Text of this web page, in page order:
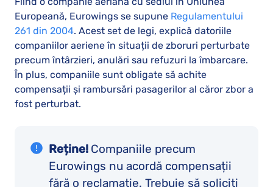
Europeană, Eurowings se supune Regulamentului
261 din 2004. Acest set de legi, explică datoriile
companiilor aeriene în situații de zboruri perturbate
precum întârzieri, anulări sau refuzuri la îmbarcare.
În plus, companiile sunt obligate să achite
compensații și rambursări pasagerilor al căror zbor a
fost perturbat.
Reține! Companiile precum
Eurowings nu acordă compensații
fără o reclamație. Trebuie să soliciți